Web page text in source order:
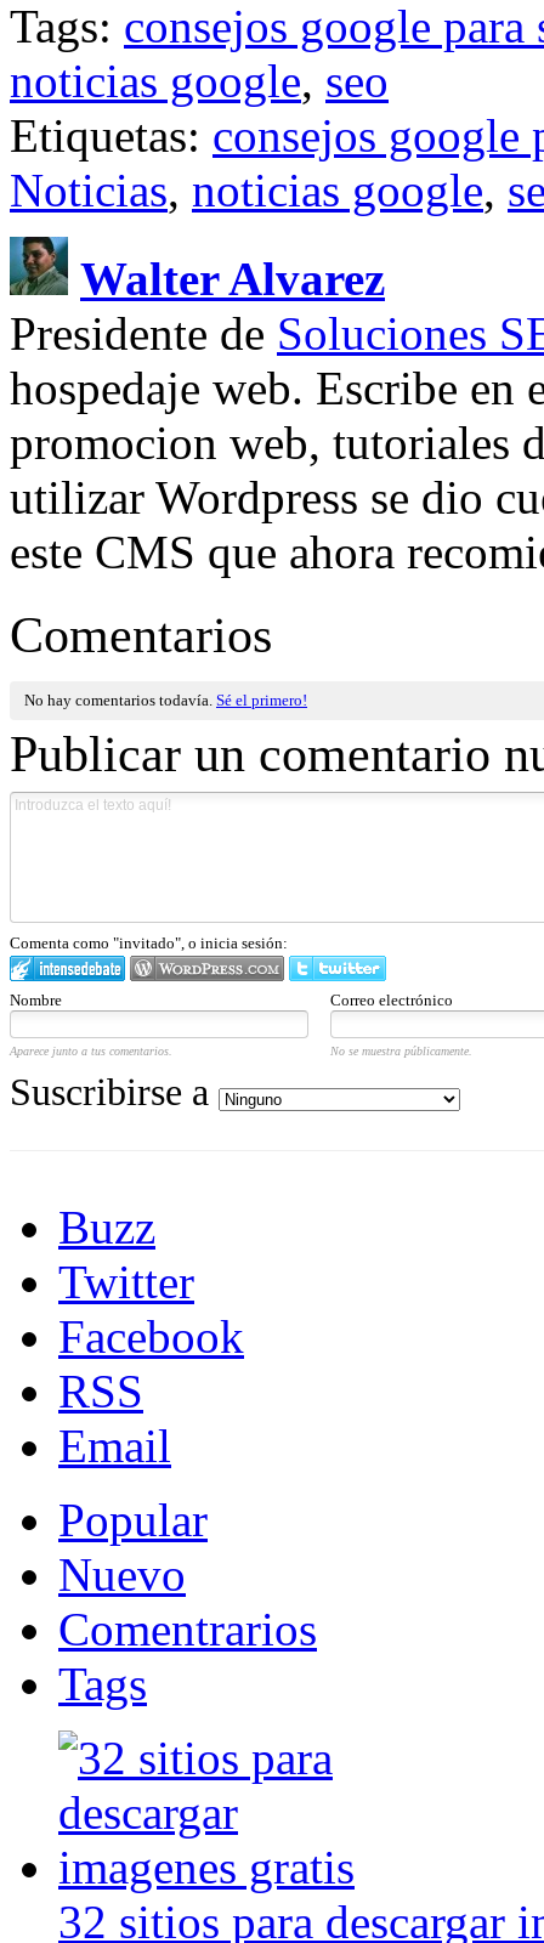
Tags: consejos google para
noticias google, seo
Etiquetas: consejos google
Noticias, noticias google,
Walter Alvarez
Presidente de Soluciones
hospedaje web. Escribe en
promocion web, tutoriales
utilizar Wordpress se dio
este CMS que ahora
Comentarios
No hay comentarios todavía. Sé el primero!
Publicar un comentario
Comenta como "invitado", o inicia sesión:
Nombre Correo electrónico
Aparece junto a tus comentarios. No se muestra públicamente.
Suscribirse a
Buzz
Twitter
Facebook
RSS
Email
Popular
Nuevo
Comentrarios
Tags
32 sitios para descargar